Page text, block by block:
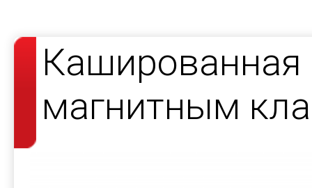
Кашированная
магнитным